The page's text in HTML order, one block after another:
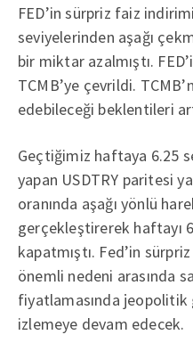
FED’in sürpriz faiz
seviyelerinden aşağı
bir miktar azalmıştı.
TCMB’ye çevrildi.
edebileceği beklentileri
Geçtiğimiz haftaya 6.25
yapan USDTRY paritesi
oranında aşağı yönlü
gerçekleştirerek haftayı
kapatmıştı. Fed’in
önemli nedeni arasında
fiyatlamasında jeopolitik
izlemeye devam edecek.